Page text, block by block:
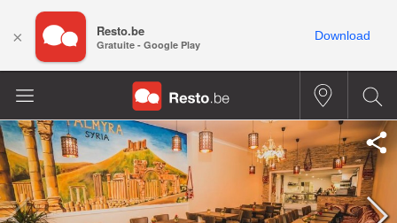
× Resto.be
Gratuite - Google Play
Download